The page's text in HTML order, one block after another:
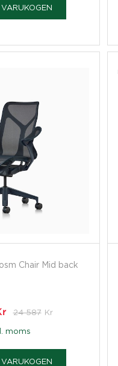
Chair Mid back
24 587 Kr
moms